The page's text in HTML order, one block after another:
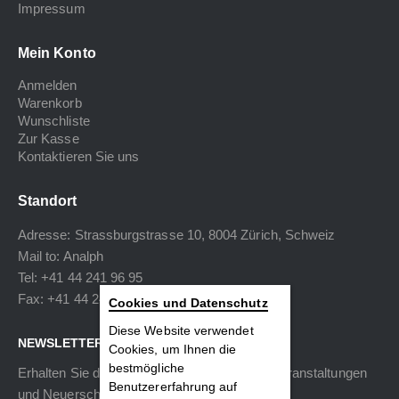
Impressum
Mein Konto
Anmelden
Warenkorb
Wunschliste
Zur Kasse
Kontaktieren Sie uns
Standort
Adresse: Strassburgstrasse 10, 8004 Zürich, Schweiz
Mail to: Analph
Tel: +41 44 241 96 95
Fax: +41 44 240 34 40
NEWSLETTER
Erhalten Sie die neuesten Informationen zu Veranstaltungen
und Neuerscheinungen.
Cookies und Datenschutz
Diese Website verwendet
Cookies, um Ihnen die
bestmögliche
Benutzererfahrung auf